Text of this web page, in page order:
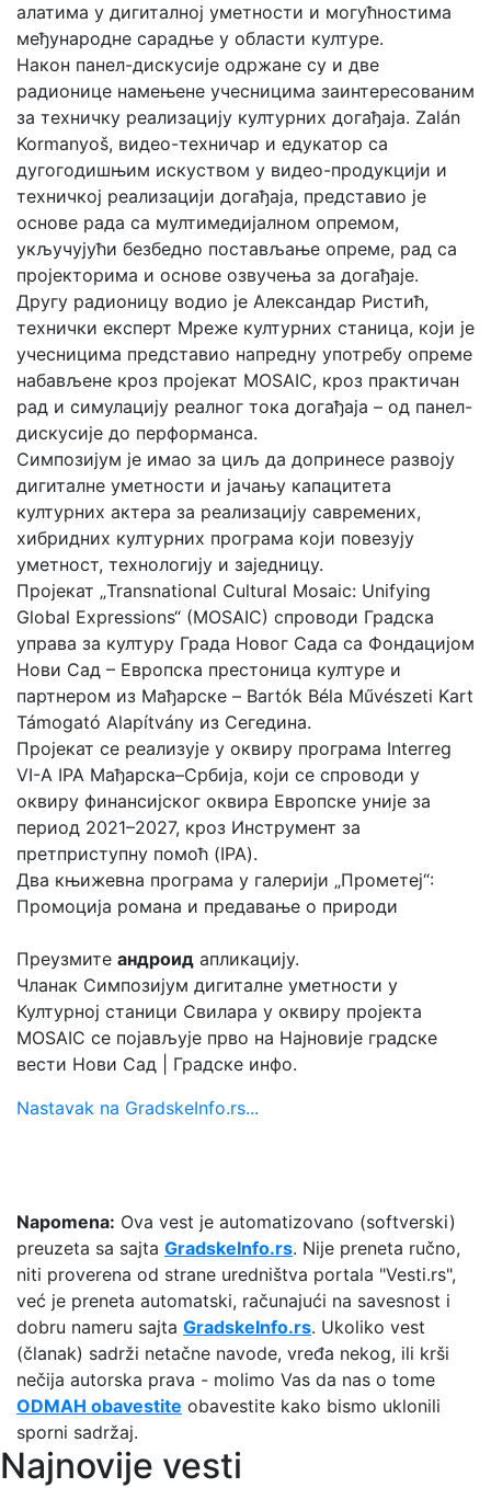
алатима у дигиталној уметности и могућностима
међународне сарадње у области културе.
Након панел-дискусије одржане су и две
радионице намењене учесницима заинтересованим
за техничку реализацију културних догађаја. Zalán
Kormanyoš, видео-техничар и едукатор са
дугогодишњим искуством у видео-продукцији и
техничкој реализацији догађаја, представио је
основе рада са мултимедијалном опремом,
укључујући безбедно постављање опреме, рад са
пројекторима и основе озвучења за догађаје.
Другу радионицу водио је Александар Ристић,
технички експерт Мреже културних станица, који је
учесницима представио напредну употребу опреме
набављене кроз пројекат MOSAIC, кроз практичан
рад и симулацију реалног тока догађаја – од панел-
дискусије до перформанса.
Симпозијум је имао за циљ да допринесе развоју
дигиталне уметности и јачању капацитета
културних актера за реализацију савремених,
хибридних културних програма који повезују
уметност, технологију и заједницу.
Пројекат „Transnational Cultural Mosaic: Unifying
Global Expressions“ (MOSAIC) спроводи Градска
управа за културу Града Новог Сада са Фондацијом
Нови Сад – Европска престоница културе и
партнером из Мађарске – Bartók Béla Művészeti Kart
Támogató Alapítvány из Сегедина.
Пројекат се реализује у оквиру програма Interreg
VI-A IPA Мађарска–Србија, који се спроводи у
оквиру финансијског оквира Европске уније за
период 2021–2027, кроз Инструмент за
претприступну помоћ (IPA).
Два књижевна програма у галерији „Прометеј“:
Промоција романа и предавање о природи
Преузмите андроид апликацију.
Чланак Симпозијум дигиталне уметности у
Културној станици Свилара у оквиру пројекта
MOSAIC се појављује прво на Најновије градске
вести Нови Сад | Градске инфо.
Nastavak na GradskeInfo.rs...
Napomena: Ova vest je automatizovano (softverski)
preuzeta sa sajta GradskeInfo.rs. Nije preneta ručno,
niti proverena od strane uredništva portala "Vesti.rs",
već je preneta automatski, računajući na savesnost i
dobru nameru sajta GradskeInfo.rs. Ukoliko vest
(članak) sadrži netačne navode, vređa nekog, ili krši
nečija autorska prava - molimo Vas da nas o tome
ODMAH obavestite obavestite kako bismo uklonili
sporni sadržaj.
Najnovije vesti